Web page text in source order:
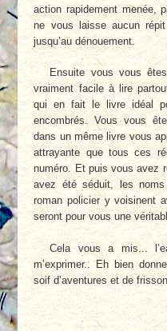
action rapidement menée,
ne vous laisse aucun
jusqu’au dénouement.
Ensuite vous vous
vraiment facile à lire
qui en fait le livre idéal
encombrés. Vous vous
dans un même livre vous
attrayante que tous ces
numéro. Et puis vous avez
avez été séduit, les noms
roman policier y voisinent
seront pour vous une
Cela vous a mis...
m’exprimer.. Eh bien
soif d’aventures et de